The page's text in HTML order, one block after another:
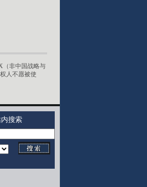
（非中国战略与
人不愿被使
搜索